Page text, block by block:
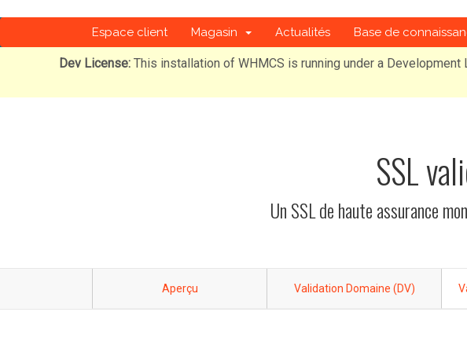
Espace client Magasin Actualités Base de
Dev License: This installation of WHMCS is running under a
SSL
Un SSL de haute assurance
Aperçu Validation Domaine (DV)